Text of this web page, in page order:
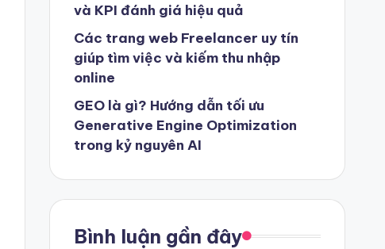
và KPI đánh giá hiệu quả
Các trang web Freelancer uy tín
giúp tìm việc và kiếm thu nhập
online
GEO là gì? Hướng dẫn tối ưu
Generative Engine Optimization
trong kỷ nguyên AI
Bình luận gần đây